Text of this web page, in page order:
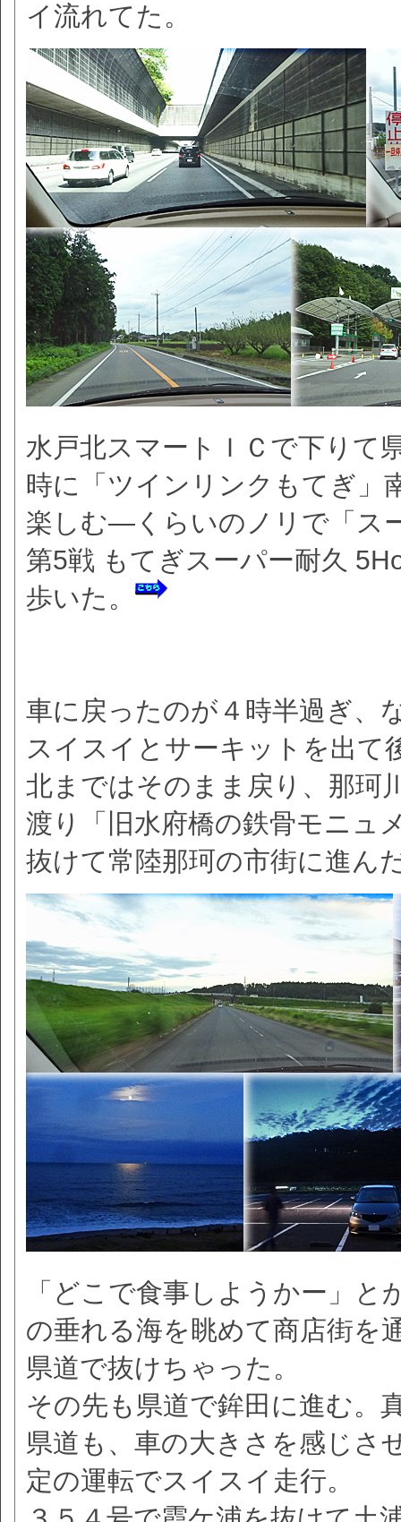
イ流れてた。
水戸北スマートＩＣで下りて
時に「ツインリンクもてぎ」
楽しむ―くらいのノリで「ス
第5戦 もてぎスーパー耐久
歩いた。
車に戻ったのが４時半過ぎ、
スイスイとサーキットを出て
北まではそのまま戻り、那珂
渡り「旧水府橋の鉄骨モニュ
抜けて常陸那珂の市街に進ん
「どこで食事しようかー」と
の垂れる海を眺めて商店街を
県道で抜けちゃった。
その先も県道で鉾田に進む。
県道も、車の大きさを感じさ
定の運転でスイスイ走行。